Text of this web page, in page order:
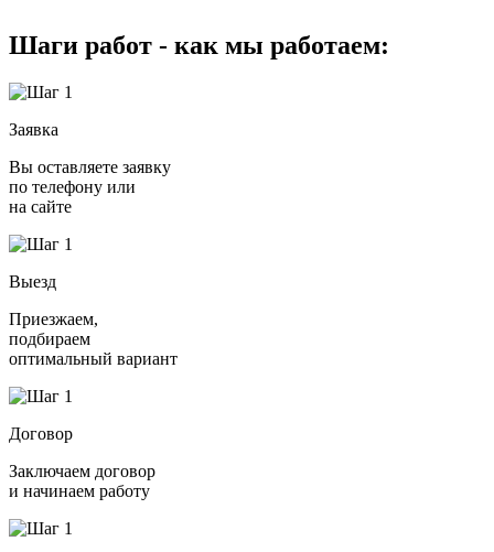
Шаги работ - как мы работаем:
Заявка
Вы оставляете заявку
по телефону или
на сайте
Выезд
Приезжаем,
подбираем
оптимальный вариант
Договор
Заключаем договор
и начинаем работу